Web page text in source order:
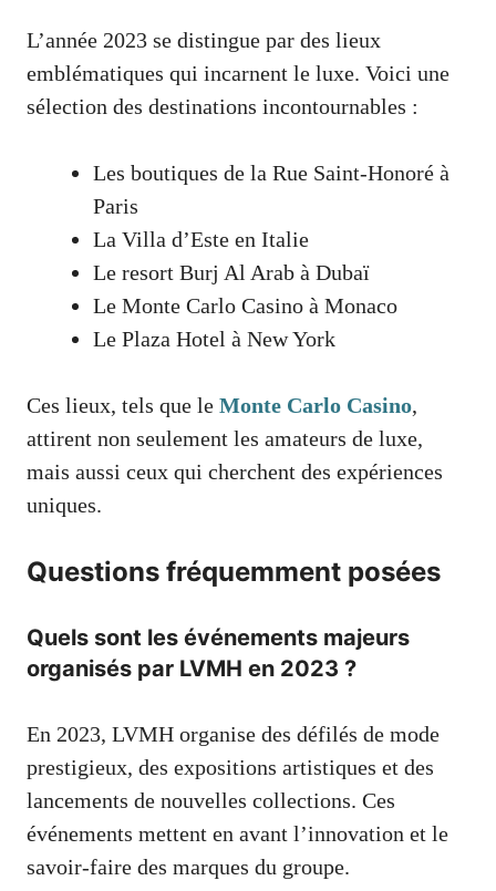
L’année 2023 se distingue par des lieux
emblématiques qui incarnent le luxe. Voici une
sélection des destinations incontournables :
Les boutiques de la Rue Saint-Honoré à
Paris
La Villa d’Este en Italie
Le resort Burj Al Arab à Dubaï
Le Monte Carlo Casino à Monaco
Le Plaza Hotel à New York
Ces lieux, tels que le Monte Carlo Casino,
attirent non seulement les amateurs de luxe,
mais aussi ceux qui cherchent des expériences
uniques.
Questions fréquemment posées
Quels sont les événements majeurs
organisés par LVMH en 2023 ?
En 2023, LVMH organise des défilés de mode
prestigieux, des expositions artistiques et des
lancements de nouvelles collections. Ces
événements mettent en avant l’innovation et le
savoir-faire des marques du groupe.